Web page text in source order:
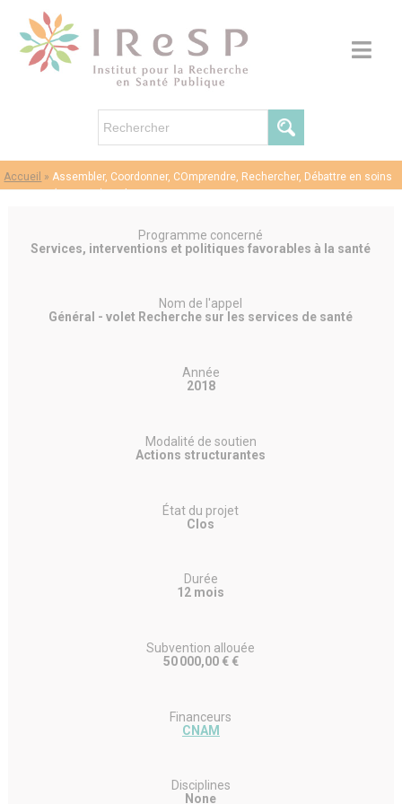
Accueil »Assembler, Coordonner, COmprendre, Rechercher, Débattre en soins
primaires (ACCORD) – Olivier SAINT LARY
Programme concerné
Services, interventions et politiques favorables à la santé
Nom de l'appel
Général - volet Recherche sur les services de santé
Année
2018
Modalité de soutien
Actions structurantes
État du projet
Clos
Durée
12 mois
Subvention allouée
50 000,00 € €
Financeurs
CNAM
Disciplines
None